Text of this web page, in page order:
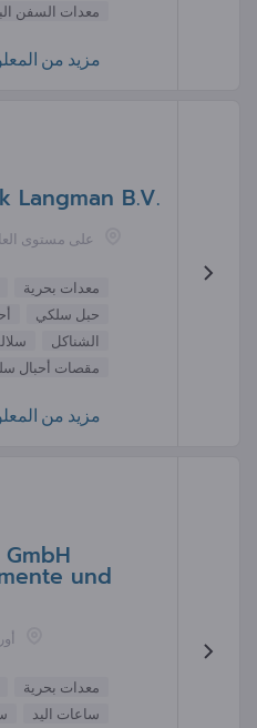
معدات السفن
مزيد من
Langman B.V.
على مستوى
معدات بحرية
حبل سلكي
الشناكل
مقصات أحبال
مزيد من
und
معدات بحرية
ساعات اليد